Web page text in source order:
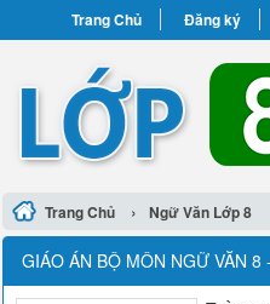
Trang Chủ Đăng ký
Trang Chủ › Ngữ Văn Lớp 8
GIÁO ÁN BỘ MÔN NGỮ VĂN 8